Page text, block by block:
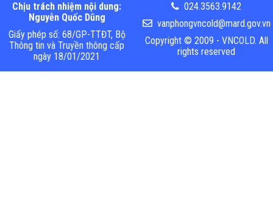
Chịu trách nhiệm nội dung:
Nguyễn Quốc Dũng
Giấy phép số: 68/GP-TTĐT, Bộ
Thông tin và Truyền thông cấp
ngày 18/01/2021
024.3563.9142
vanphongvncold@mard.gov.vn
Copyright © 2009 - VNCOLD. All
rights reserved